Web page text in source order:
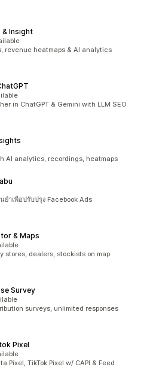
& Insight
revenue heatmaps & AI analytics
in ChatGPT & Gemini with LLM SEO
AI analytics, recordings, heatmaps
ำเพื่อปรับปรุง Facebook Ads
& Maps
stores, dealers, stockists on map
Survey
surveys, unlimited responses
Pixel
Pixel, TikTok Pixel w/ CAPI & Feed